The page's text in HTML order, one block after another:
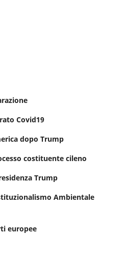
Covid19
dopo Trump
costituente cileno
Trump
Ambientale
europee